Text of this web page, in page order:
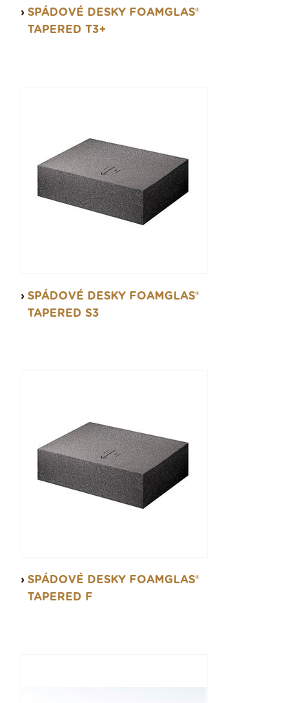
SPÁDOVÉ DESKY FOAMGLAS®
TAPERED T3+
SPÁDOVÉ DESKY FOAMGLAS®
TAPERED S3
SPÁDOVÉ DESKY FOAMGLAS®
TAPERED F